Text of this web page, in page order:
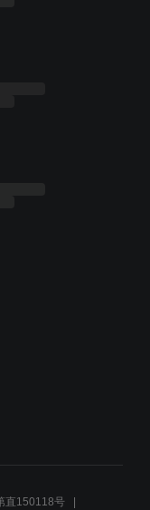
直150118号